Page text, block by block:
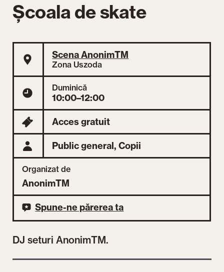
DJ seturi AnonimTM.
Școala de skate
Scena AnonimTM
Zona Uszoda
Duminică
10:00–12:00
Acces gratuit
Public general, Copii
Organizat de
AnonimTM
Spune-ne părerea ta